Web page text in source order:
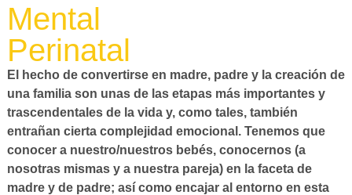
Mental
Perinatal
El hecho de convertirse en madre, padre y la creación de
una familia son unas de las etapas más importantes y
trascendentales de la vida y, como tales, también
entrañan cierta complejidad emocional. Tenemos que
conocer a nuestro/nuestros bebés, conocernos (a
nosotras mismas y a nuestra pareja) en la faceta de
madre y de padre; así como encajar al entorno en esta